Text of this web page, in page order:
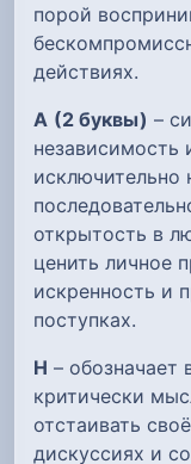
порой
действиях.
А (2 буквы) –
независимость
исключительно
открытость в
ценить личное
искренность и
поступках.
Н – обозначает
критически
отстаивать
дискуссиях и